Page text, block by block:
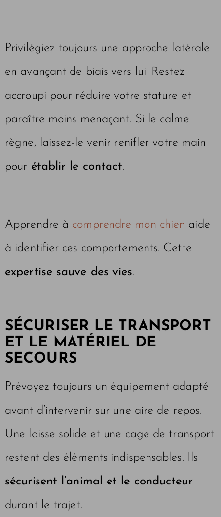
Privilégiez toujours une approche latérale
en avançant de biais vers lui. Restez
accroupi pour réduire votre stature et
paraître moins menaçant. Si le calme
règne, laissez-le venir renifler votre main
pour établir le contact.
Apprendre à comprendre mon chien aide
à identifier ces comportements. Cette
expertise sauve des vies.
SÉCURISER LE TRANSPORT
ET LE MATÉRIEL DE
SECOURS
Prévoyez toujours un équipement adapté
avant d’intervenir sur une aire de repos.
Une laisse solide et une cage de transport
restent des éléments indispensables. Ils
sécurisent l’animal et le conducteur
durant le trajet.